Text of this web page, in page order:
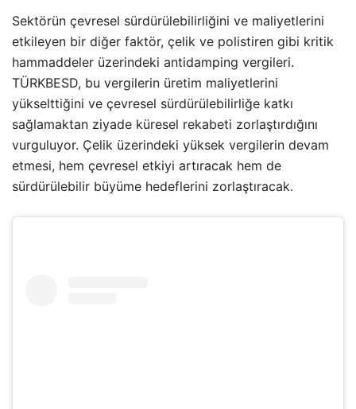
Sektörün çevresel sürdürülebilirliğini ve maliyetlerini
etkileyen bir diğer faktör, çelik ve polistiren gibi kritik
hammaddeler üzerindeki antidamping vergileri.
TÜRKBESD, bu vergilerin üretim maliyetlerini
yükselttiğini ve çevresel sürdürülebilirliğe katkı
sağlamaktan ziyade küresel rekabeti zorlaştırdığını
vurguluyor. Çelik üzerindeki yüksek vergilerin devam
etmesi, hem çevresel etkiyi artıracak hem de
sürdürülebilir büyüme hedeflerini zorlaştıracak.